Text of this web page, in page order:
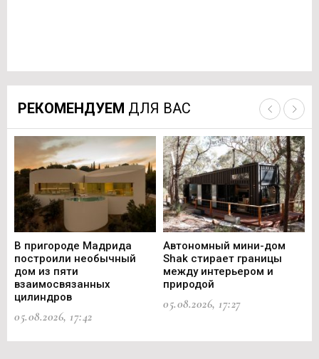
РЕКОМЕНДУЕМ ДЛЯ ВАС
В пригороде Мадрида
построили необычный
дом из пяти
взаимосвязанных
цилиндров
05.08.2026, 17:42
Автономный мини-дом
Shak стирает границы
между интерьером и
природой
05.08.2026, 17:27